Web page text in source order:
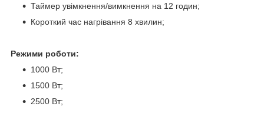
Таймер увімкнення/вимкнення на 12 годин;
Короткий час нагрівання 8 хвилин;
Режими роботи:
1000 Вт;
1500 Вт;
2500 Вт;